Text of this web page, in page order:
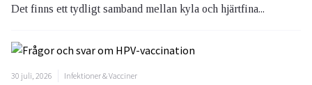
Det finns ett tydligt samband mellan kyla och hjärtfina...
30 juli, 2026 Infektioner & Vacciner